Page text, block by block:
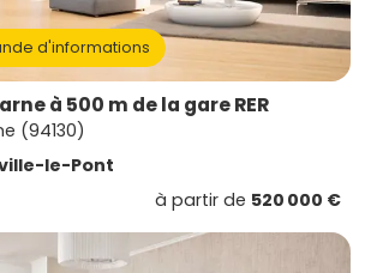
d'informations
à 500 m de la gare RER
(94130)
le-Pont
à partir de 520 000 €